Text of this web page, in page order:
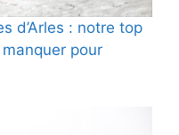
d’Arles : notre top
pour